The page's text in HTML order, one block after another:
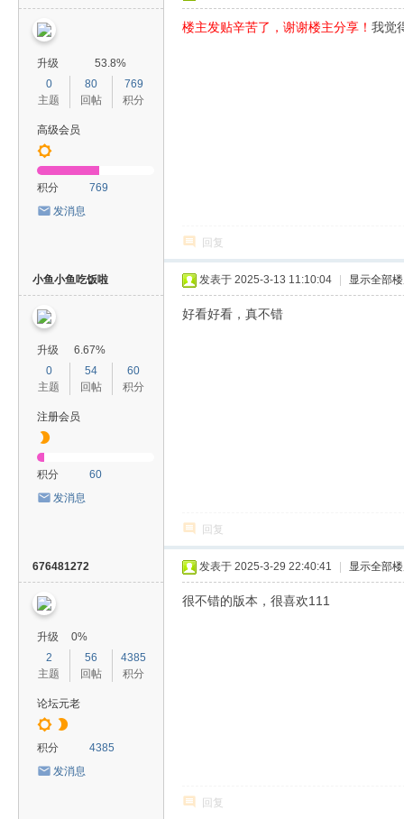
升级
53.8%
0
主题
80
回帖
769
积分
高级会员
积分
769
发消息
楼主发贴辛苦了，谢谢楼主分享！ 我觉
回复
小鱼小鱼吃饭啦
升级
6.67%
0
主题
54
回帖
60
积分
注册会员
积分
60
发消息
发表于 2025-3-13 11:10:04 显示全部
好看好看，真不错
回复
676481272
升级
0%
2
主题
56
回帖
4385
积分
论坛元老
积分
4385
发消息
发表于 2025-3-29 22:40:41 显示全部
很不错的版本，很喜欢111
回复